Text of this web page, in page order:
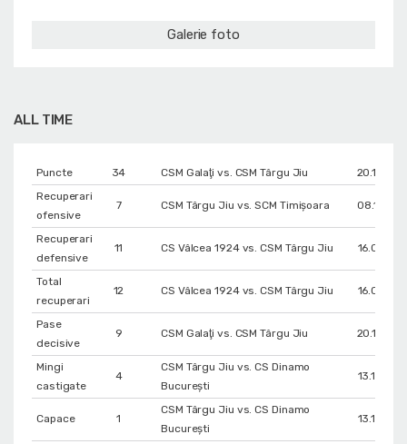
Galerie foto
ALL TIME
Puncte 34 CSM Galaţi vs. CSM Târgu Jiu
Recuperari
ofensive
7 CSM Târgu Jiu vs. SCM Timișoara
Recuperari
defensive
11 CS Vâlcea 1924 vs. CSM Târgu Jiu
Total
recuperari
12 CS Vâlcea 1924 vs. CSM Târgu Jiu
Pase
decisive
9 CSM Galaţi vs. CSM Târgu Jiu
Mingi
castigate
4
CSM Târgu Jiu vs. CS Dinamo
Bucureşti
Capace 1
CSM Târgu Jiu vs. CS Dinamo
Bucureşti